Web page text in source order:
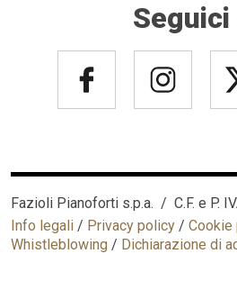
Seguici
Fazioli Pianoforti s.p.a. / C.F. e P.
Info legali / Privacy policy / Cookie
Whistleblowing / Dichiarazione di